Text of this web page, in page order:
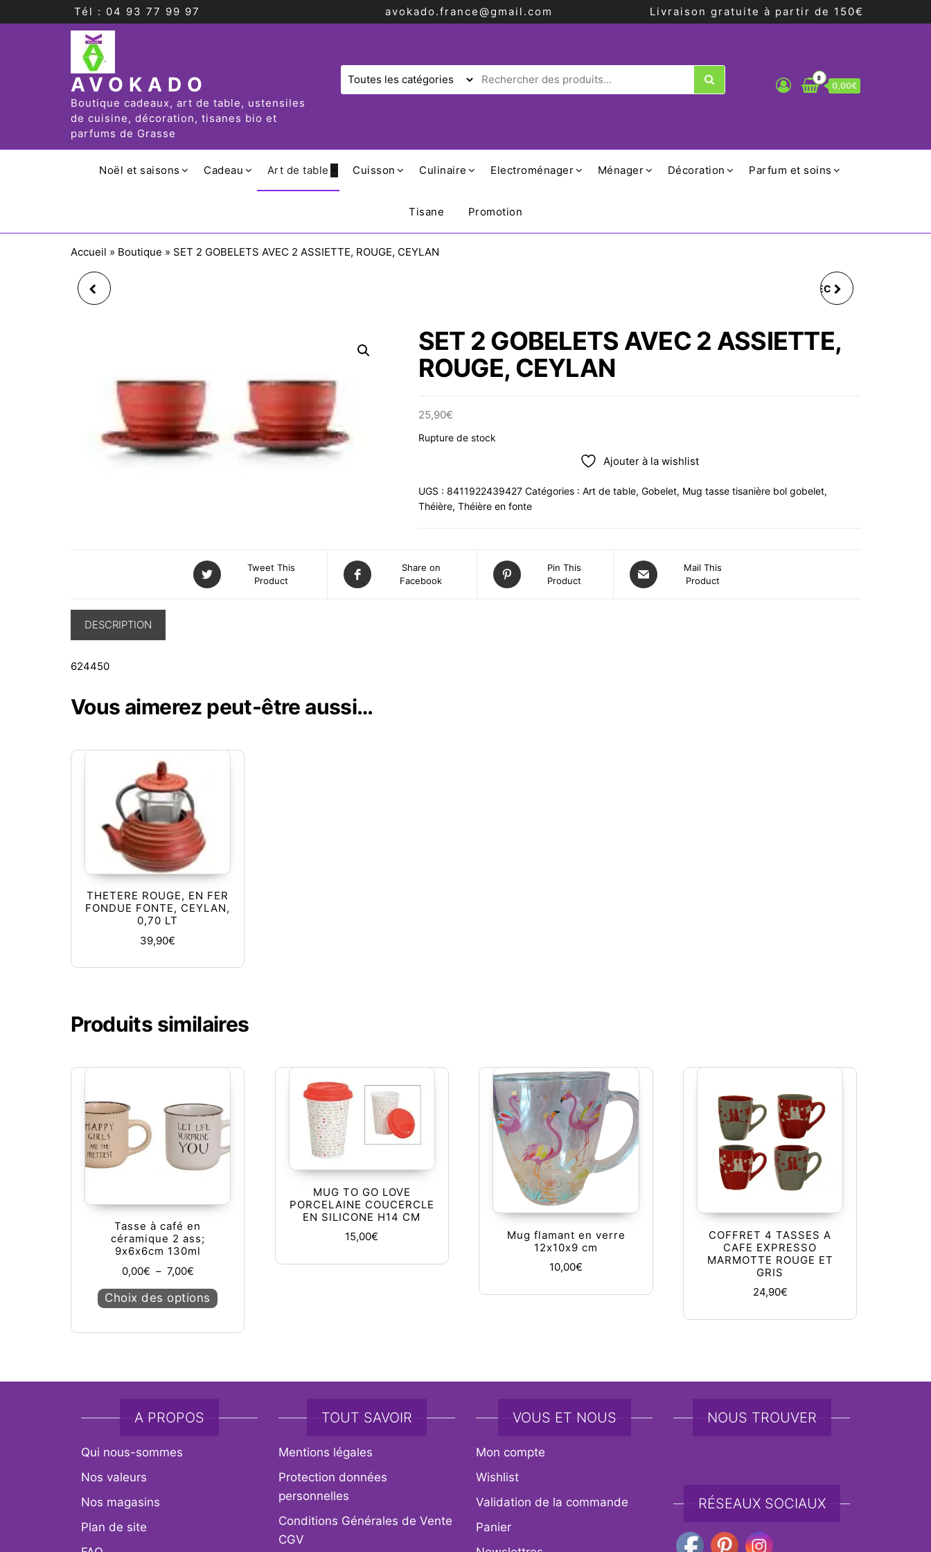
Tél : 04 93 77 99 97 avokado.france@gmail.com Livraison gratuite à partir de 150€
AVOKADO
Boutique cadeaux, art de table, ustensiles
de cuisine, décoration, tisanes bio et
parfums de Grasse
0
0,00€
Noël et saisons Cadeau Art de table Cuisson Culinaire Electroménager Ménager Décoration Parfum et soins
Tisane Promotion
Accueil » Boutique » SET 2 GOBELETS AVEC 2 ASSIETTE, ROUGE, CEYLAN
SET 2 GOBELETS AVEC
SET 2 GOBELETS AVEC 2 ASSIETTE,
ROUGE, CEYLAN
25,90€
Rupture de stock
Ajouter à la wishlist
UGS : 8411922439427 Catégories : Art de table, Gobelet, Mug tasse tisanière bol gobelet,
Théière, Théière en fonte
Tweet This
Product
Share on
Facebook
Pin This
Product
Mail This
Product
DESCRIPTION
624450
Vous aimerez peut-être aussi…
THETERE ROUGE, EN FER
FONDUE FONTE, CEYLAN,
0,70 LT
39,90€
Produits similaires
Tasse à café en
céramique 2 ass;
9x6x6cm 130ml
0,00€ – 7,00€Plage de prix : 0,00€ à 7,00€
Choix des options Ce produit a plusieurs variations. Les options peuvent être choisies sur la page du produit
MUG TO GO LOVE
PORCELAINE COUCERCLE
EN SILICONE H14 CM
15,00€
Mug flamant en verre
12x10x9 cm
10,00€
COFFRET 4 TASSES A
CAFE EXPRESSO
MARMOTTE ROUGE ET
GRIS
24,90€
A PROPOS
Qui nous-sommes
Nos valeurs
Nos magasins
Plan de site
TOUT SAVOIR
Mentions légales
Protection données
personnelles
Conditions Générales de Vente
CGV
VOUS ET NOUS
Mon compte
Wishlist
Validation de la commande
Panier
NOUS TROUVER
RÉSEAUX SOCIAUX